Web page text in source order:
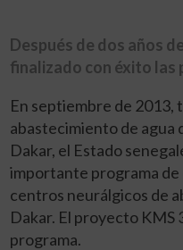
Después de dos años
finalizado con éxito las
En septiembre de 2013,
abastecimiento de agua
Dakar, el Estado
importante programa de
centros neurálgicos de
Dakar. El proyecto KMS
programa.